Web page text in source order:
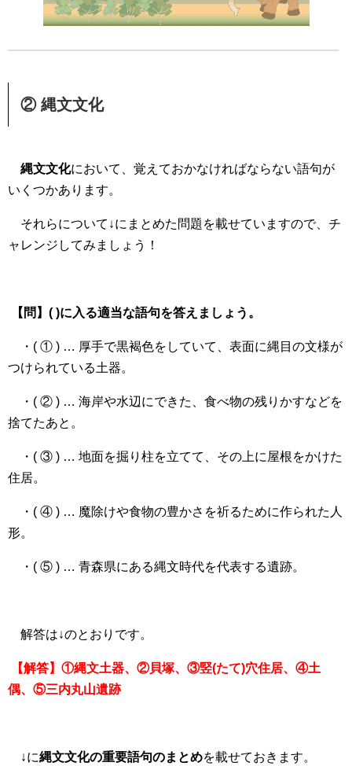
② 縄文文化
縄文文化において、覚えておかなければならない語句が
いくつかあります。
それらについて↓にまとめた問題を載せていますので、チ
ャレンジしてみましょう！
【問】( )に入る適当な語句を答えましょう。
・( ① ) … 厚手で黒褐色をしていて、表面に縄目の文様が
つけられている土器。
・( ② ) … 海岸や水辺にできた、食べ物の残りかすなどを
捨てたあと。
・( ③ ) … 地面を掘り柱を立てて、その上に屋根をかけた
住居。
・( ④ ) … 魔除けや食物の豊かさを祈るために作られた人
形。
・( ⑤ ) … 青森県にある縄文時代を代表する遺跡。
解答は↓のとおりです。
【解答】①縄文土器、②貝塚、③竪(たて)穴住居、④土
偶、⑤三内丸山遺跡
↓に縄文文化の重要語句のまとめを載せておきます。